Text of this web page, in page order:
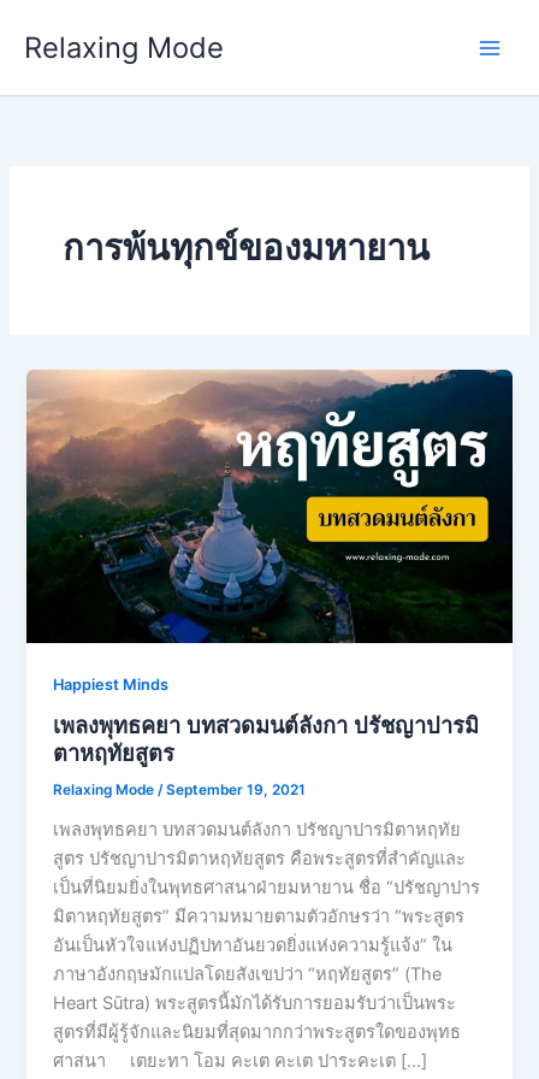
Relaxing Mode
การพ้นทุกข์ของมหายาน
Happiest Minds
เพลงพุทธคยา บทสวดมนต์ลังกา ปรัชญาปารมิ
ตาหฤทัยสูตร
Relaxing Mode/September 19, 2021
เพลงพุทธคยา บทสวดมนต์ลังกา ปรัชญาปารมิตาหฤทัย
สูตร ปรัชญาปารมิตาหฤทัยสูตร คือพระสูตรที่สำคัญและ
เป็นที่นิยมยิ่งในพุทธศาสนาฝ่ายมหายาน ชื่อ “ปรัชญาปาร
มิตาหฤทัยสูตร” มีความหมายตามตัวอักษรว่า “พระสูตร
อันเป็นหัวใจแห่งปฏิปทาอันยวดยิ่งแห่งความรู้แจ้ง” ใน
ภาษาอังกฤษมักแปลโดยสังเขปว่า “หฤทัยสูตร” (The
Heart Sūtra) พระสูตรนี้มักได้รับการยอมรับว่าเป็นพระ
สูตรที่มีผู้รู้จักและนิยมที่สุดมากกว่าพระสูตรใดของพุทธ
ศาสนา เตยะทา โอม คะเต คะเต ปาระคะเต […]